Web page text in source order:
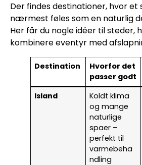
Der findes destinationer, hvor
nærmest føles som en naturlig
Her får du nogle idéer til steder,
kombinere eventyr med
Destination
Hvorfor det
passer godt
Island
Koldt klima
og mange
naturlige
spaer –
perfekt til
varmebeha
ndling